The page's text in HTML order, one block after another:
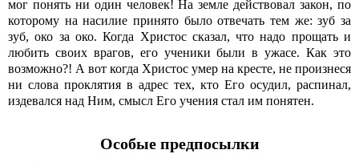
мог понять ни один человек! На земле действовал закон, по
которому на насилие принято было отвечать тем же: зуб за
зуб, око за око. Когда Христос сказал, что надо прощать и
любить своих врагов, его ученики были в ужасе. Как это
возможно?! А вот когда Христос умер на кресте, не произнеся
ни слова проклятия в адрес тех, кто Его осудил, распинал,
издевался над Ним, смысл Его учения стал им понятен.
Особые предпосылки